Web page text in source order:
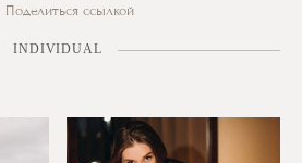
Поделиться ссылкой
INDIVIDUAL